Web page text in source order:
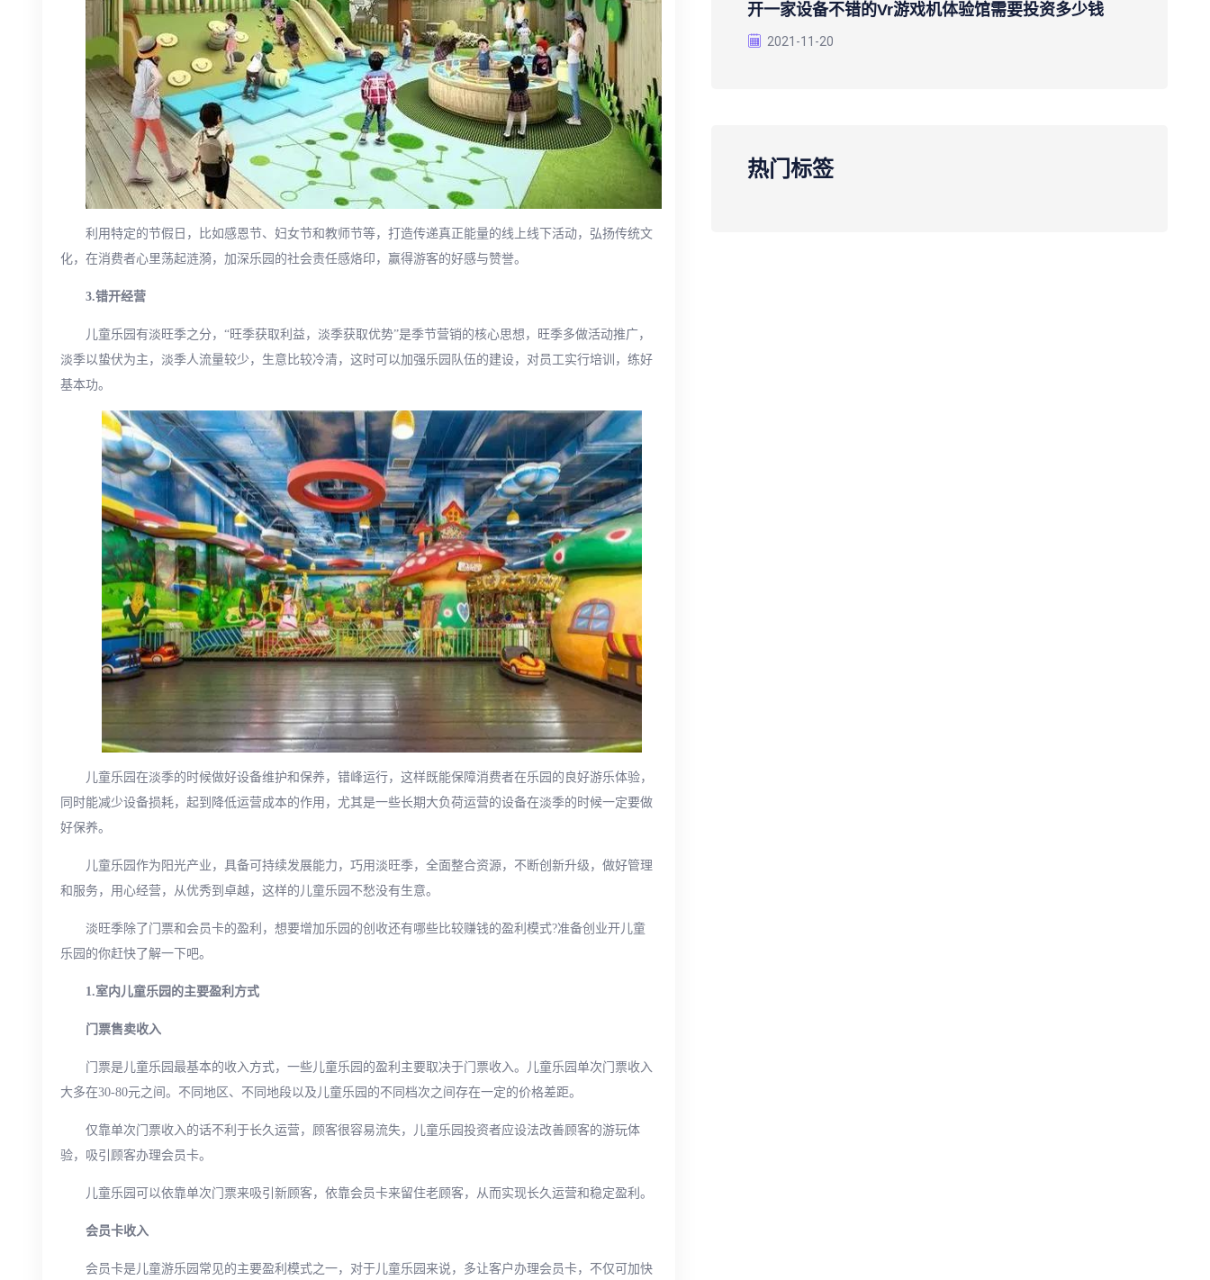
利用特定的节假日，比如感恩节、妇女节和教师节等，打造传递真正能量的线上线下活动，弘扬传统文
化，在消费者心里荡起涟漪，加深乐园的社会责任感烙印，赢得游客的好感与赞誉。
3.错开经营
儿童乐园有淡旺季之分，“旺季获取利益，淡季获取优势”是季节营销的核心思想，旺季多做活动推广，
淡季以蛰伏为主，淡季人流量较少，生意比较冷清，这时可以加强乐园队伍的建设，对员工实行培训，练好
基本功。
儿童乐园在淡季的时候做好设备维护和保养，错峰运行，这样既能保障消费者在乐园的良好游乐体验，
同时能减少设备损耗，起到降低运营成本的作用，尤其是一些长期大负荷运营的设备在淡季的时候一定要做
好保养。
儿童乐园作为阳光产业，具备可持续发展能力，巧用淡旺季，全面整合资源，不断创新升级，做好管理
和服务，用心经营，从优秀到卓越，这样的儿童乐园不愁没有生意。
淡旺季除了门票和会员卡的盈利，想要增加乐园的创收还有哪些比较赚钱的盈利模式?准备创业开儿童
乐园的你赶快了解一下吧。
1.室内儿童乐园的主要盈利方式
门票售卖收入
门票是儿童乐园最基本的收入方式，一些儿童乐园的盈利主要取决于门票收入。儿童乐园单次门票收入
大多在30-80元之间。不同地区、不同地段以及儿童乐园的不同档次之间存在一定的价格差距。
仅靠单次门票收入的话不利于长久运营，顾客很容易流失，儿童乐园投资者应设法改善顾客的游玩体
验，吸引顾客办理会员卡。
儿童乐园可以依靠单次门票来吸引新顾客，依靠会员卡来留住老顾客，从而实现长久运营和稳定盈利。
会员卡收入
会员卡是儿童游乐园常见的主要盈利模式之一，对于儿童乐园来说，多让客户办理会员卡，不仅可加快
开一家设备不错的vr游戏机体验馆需要投资多少钱
2021-11-20
热门标签